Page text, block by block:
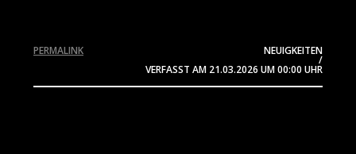
NEUIGKEITEN
/
VERFASST AM 21.03.2026 UM 00:00 UHR
PERMALINK